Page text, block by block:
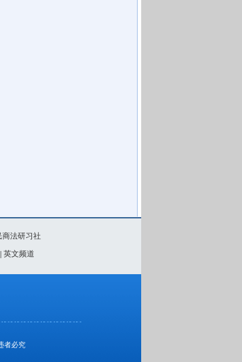
商法研习社
| 英文频道
者必究